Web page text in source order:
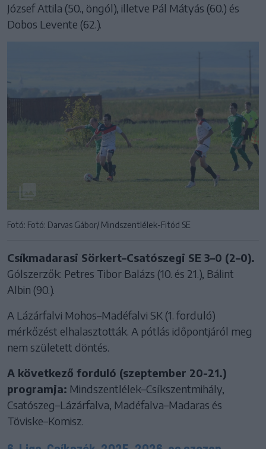
József Attila (50., öngól), illetve Pál Mátyás (60.) és
Dobos Levente (62.).
Fotó: Fotó: Darvas Gábor/ Mindszentlélek-Fitód SE
Csíkmadarasi Sörkert–Csatószegi SE 3–0 (2–0).
Gólszerzők: Petres Tibor Balázs (10. és 21.), Bálint
Albin (90.).
A Lázárfalvi Mohos–Madéfalvi SK (1. forduló)
mérkőzést elhalasztották. A pótlás időpontjáról meg
nem született döntés.
A következő forduló (szeptember 20-21.)
programja: Mindszentlélek–Csíkszentmihály,
Csatószeg–Lázárfalva, Madéfalva–Madaras és
Töviske–Komisz.